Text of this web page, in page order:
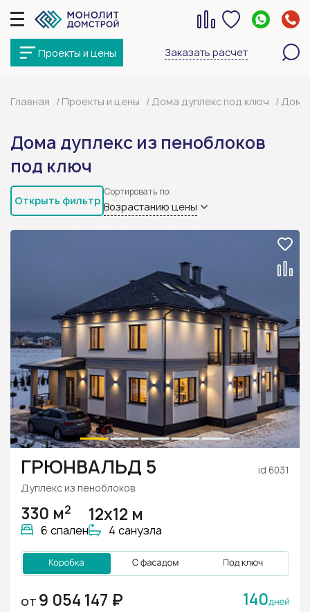
Проекты и цены Заказать расчет
Главная Проекты и цены Дома дуплекс под ключ Дома
Дома дуплекс из пеноблоков
под ключ
Сортировать по:
Возрастанию цены
Открыть фильтр
ГРЮНВАЛЬД 5 id 6031
Дуплекс из пеноблоков
330 м2
6 спален
12х12 м
4 санузла
ОТ 9 054 147 ₽ 140